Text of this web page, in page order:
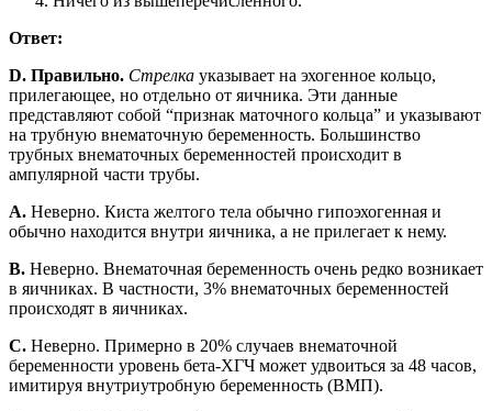
Ответ:
D. Правильно. Стрелка указывает на эхогенное кольцо,
прилегающее, но отдельно от яичника. Эти данные
представляют собой “признак маточного кольца” и указывают
на трубную внематочную беременность. Большинство
трубных внематочных беременностей происходит в
ампулярной части трубы.
A. Неверно. Киста желтого тела обычно гипоэхогенная и
обычно находится внутри яичника, а не прилегает к нему.
B. Неверно. Внематочная беременность очень редко возникает
в яичниках. В частности, 3% внематочных беременностей
происходят в яичниках.
C. Неверно. Примерно в 20% случаев внематочной
беременности уровень бета-ХГЧ может удвоиться за 48 часов,
имитируя внутриутробную беременность (ВМП).